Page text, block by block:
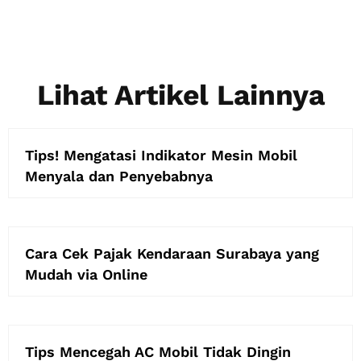
Lihat Artikel Lainnya
Tips! Mengatasi Indikator Mesin Mobil
Menyala dan Penyebabnya
Cara Cek Pajak Kendaraan Surabaya yang
Mudah via Online
Tips Mencegah AC Mobil Tidak Dingin